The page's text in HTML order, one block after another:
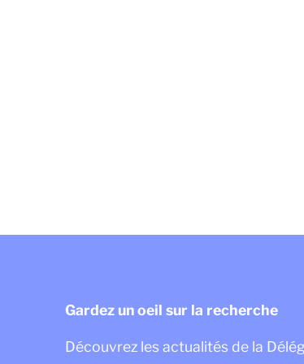
Gardez un oeil sur la recherche
Découvrez les actualités de la